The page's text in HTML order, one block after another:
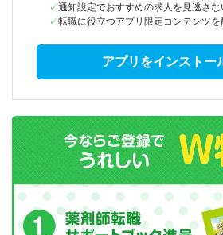
通知設定でおすすめの求人を見逃さな
転職に役立つアプリ限定コンテンツを
アプリをインストー